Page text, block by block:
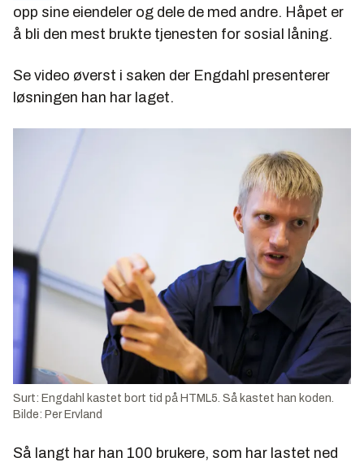
opp sine eiendeler og dele de med andre. Håpet er
å bli den mest brukte tjenesten for sosial låning.
Se video øverst i saken der Engdahl presenterer
løsningen han har laget.
Surt: Engdahl kastet bort tid på HTML5. Så kastet han koden.
Bilde: Per Ervland
Så langt har han 100 brukere, som har lastet ned